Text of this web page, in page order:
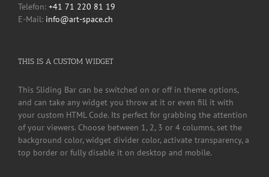
Telefon: +41 71 220 81 19
E-Mail: info@art-space.ch
THIS IS A CUSTOM WIDGET
This Sliding Bar can be switched on or off in theme options,
and can take any widget you throw at it or even fill it with
your custom HTML Code. Its perfect for grabbing the attention
of your viewers. Choose between 1, 2, 3 or 4 columns, set the
background color, widget divider color, activate transparency, a
top border or fully disable it on desktop and mobile.